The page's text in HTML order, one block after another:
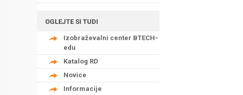
OGLEJTE SI TUDI
Izobraževalni center BTECH-
edu
Katalog RD
Novice
Informacije